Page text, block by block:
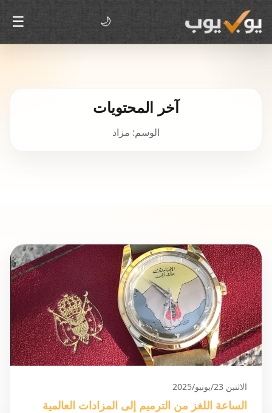
🌙
☰
آخر المحتويات
الوسم: مزاد
الاثنين 23/يونيو/2025
الساعة اللغز من الترميم إلى المزادات العالمية